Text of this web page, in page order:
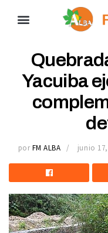
Yacuiba
por FM ALBA junio